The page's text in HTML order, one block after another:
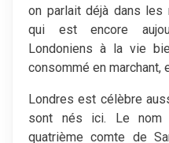
on parlait déjà dans les
qui est encore
Londoniens à la vie
consommé en marchant,
Londres est célèbre
sont nés ici. Le nom
quatrième comte de